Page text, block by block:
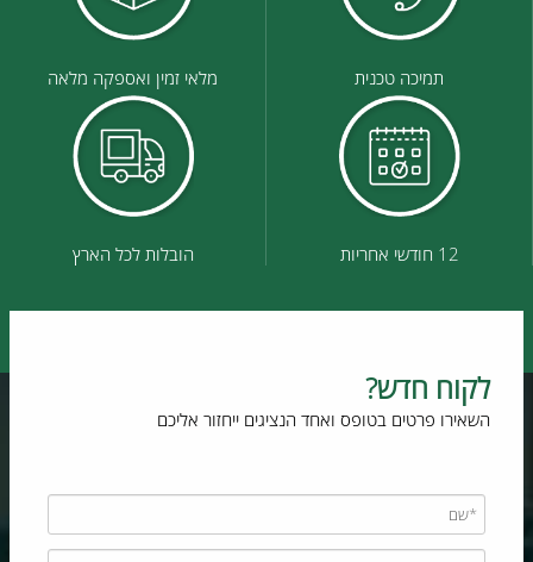
תמיכה טכנית מלאי זמין ואספקה מלאה
12 חודשי אחריות הובלות לכל הארץ
לקוח חדש?
השאירו פרטים בטופס ואחד הנציגים ייחזור אליכם